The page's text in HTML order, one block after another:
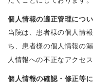
個人情報の適正管理につ
当院は、患者様の個人情
ち、患者様の個人情報の
人情報への不正なアクセ
個人情報の確認・修正等